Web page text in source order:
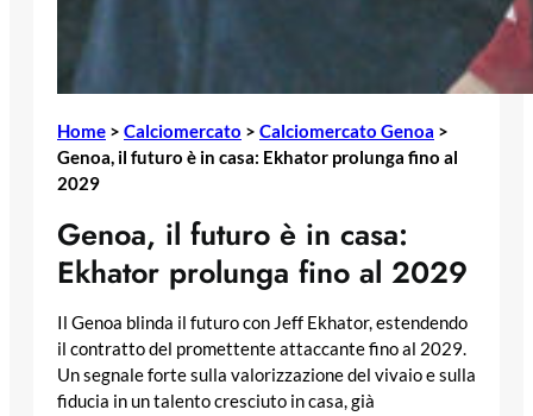
Home > Calciomercato > Calciomercato Genoa >
Genoa, il futuro è in casa: Ekhator prolunga fino al
2029
Genoa, il futuro è in casa:
Ekhator prolunga fino al 2029
Il Genoa blinda il futuro con Jeff Ekhator, estendendo
il contratto del promettente attaccante fino al 2029.
Un segnale forte sulla valorizzazione del vivaio e sulla
fiducia in un talento cresciuto in casa, già